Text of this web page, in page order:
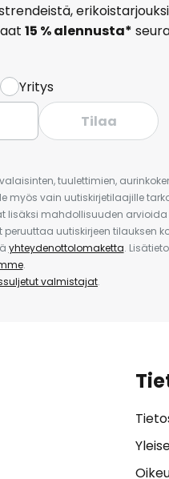
15 % alennusta*
Yritys
Tilaa
tuulettimien,
myös vain uutiskirjetilaajille
lisäksi mahdollisuuden
uutiskirjeen tilauksen
yhteydenottolomaketta.
.
valmistajat.